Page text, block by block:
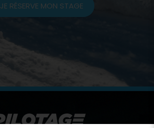
JE RÉSERVE MON STAGE